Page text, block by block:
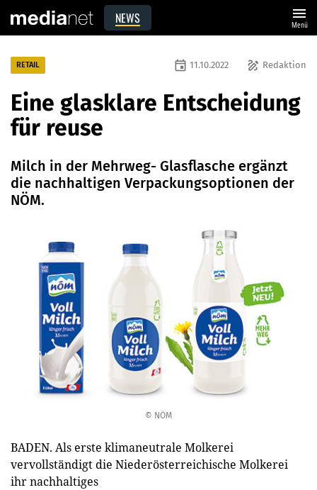
NEWS menu
Menü
© NÖM
RETAIL draw Redaktion
event 11.10.2022
Eine glasklare Entscheidung
für reuse
Milch in der Mehrweg- Glasflasche ergänzt
die nachhaltigen Verpackungsoptionen der
NÖM.
BADEN. Als erste klimaneutrale Molkerei
vervollständigt die Niederösterreichische Molkerei
ihr nachhaltiges